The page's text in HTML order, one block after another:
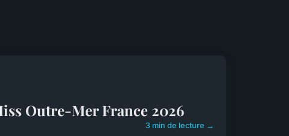
Outre-Mer France 2026
3 min de lecture →